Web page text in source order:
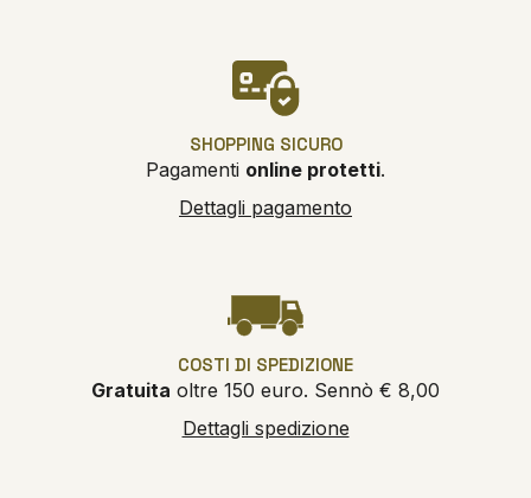
SHOPPING SICURO
Pagamenti online protetti.
Dettagli pagamento
COSTI DI SPEDIZIONE
Gratuita oltre 150 euro. Sennò € 8,00
Dettagli spedizione